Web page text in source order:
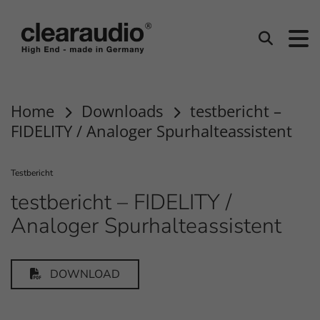
Suchen
Home Downloads
testbericht –
FIDELITY / Analoger Spurhalteassistent
Testbericht
testbericht – FIDELITY /
Analoger Spurhalteassistent
DOWNLOAD